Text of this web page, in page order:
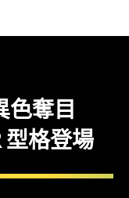
色奪目
型格登場